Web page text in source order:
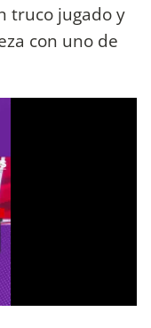
truco jugado y
con uno de